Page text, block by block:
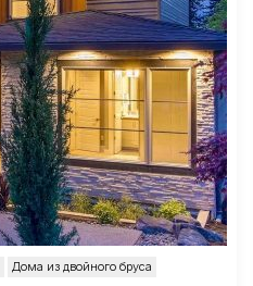
Дома из двойного бруса